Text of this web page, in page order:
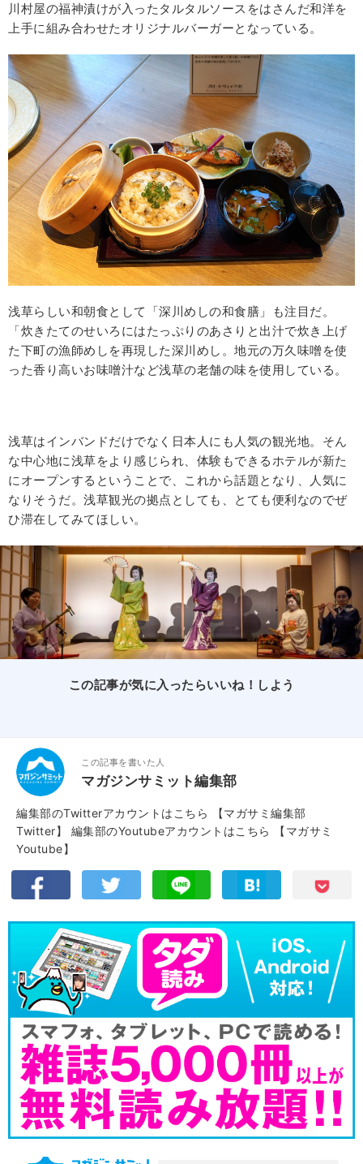
川村屋の福神漬けが入ったタルタルソースをはさんだ和洋を
上手に組み合わせたオリジナルバーガーとなっている。
浅草らしい和朝食として「深川めしの和食膳」も注目だ。
「炊きたてのせいろにはたっぷりのあさりと出汁で炊き上げ
た下町の漁師めしを再現した深川めし。地元の万久味噌を使
った香り高いお味噌汁など浅草の老舗の味を使用している。
浅草はインバンドだけでなく日本人にも人気の観光地。そん
な中心地に浅草をより感じられ、体験もできるホテルが新た
にオープンするということで、これから話題となり、人気に
なりそうだ。浅草観光の拠点としても、とても便利なのでぜ
ひ滞在してみてほしい。
この記事が気に入ったらいいね！しよう
この記事を書いた人
マガジンサミット編集部
編集部のTwitterアカウントはこちら
【マガサミ編集部
Twitter】
編集部のYoutubeアカウントはこちら
【マガサミ
Youtube】